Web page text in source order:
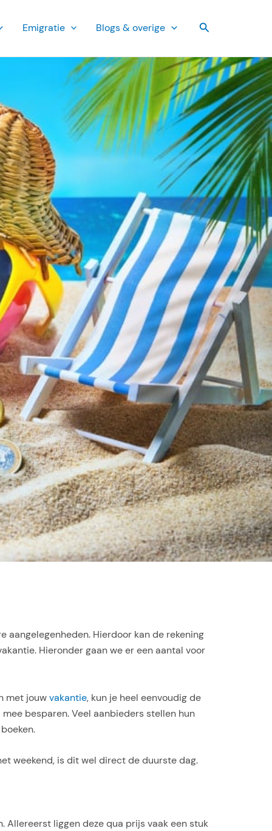
Emi­gratie Blogs & overige Zoeken
aangelegenheden. Hierdoor kan de rekening
Hieronder gaan we er een aantal voor
met jouwvakantie, kun je heel eenvoudig de
besparen. Veel aanbieders stellen hun
weekend, is dit wel direct de duurste dag.
liggen deze qua prijs vaak een stuk